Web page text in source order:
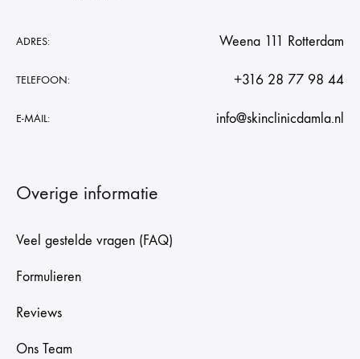
ADRES: Weena 111 Rotterdam
TELEFOON: +316 28 77 98 44
E-MAIL: info@skinclinicdamla.nl
Overige informatie
Veel gestelde vragen (FAQ)
Formulieren
Reviews
Ons Team